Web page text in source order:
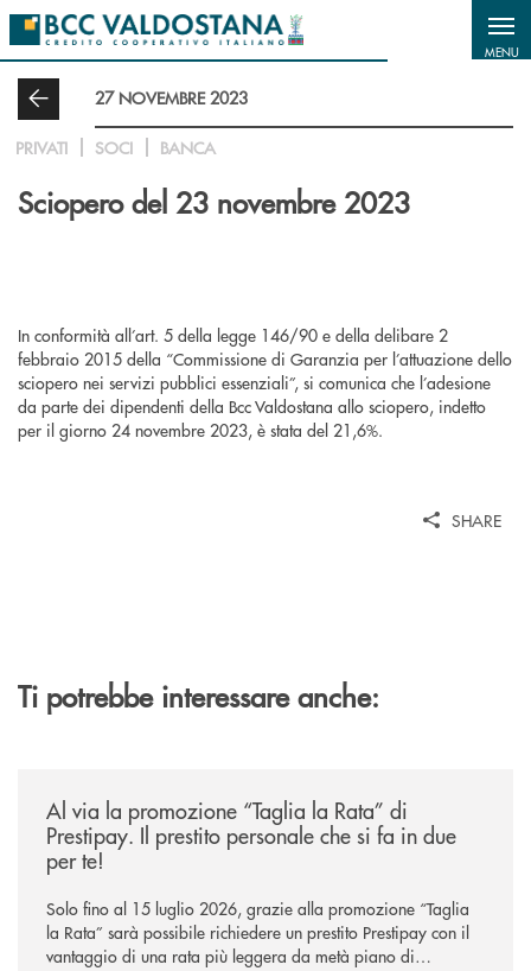
Salta al contenuto principale
MENU
27 NOVEMBRE 2023
PRIVATI SOCI BANCA
Sciopero del 23 novembre 2023
In conformità all’art. 5 della legge 146/90 e della delibare 2
febbraio 2015 della “Commissione di Garanzia per l’attuazione dello
sciopero nei servizi pubblici essenziali”, si comunica che l’adesione
da parte dei dipendenti della Bcc Valdostana allo sciopero, indetto
per il giorno 24 novembre 2023, è stata del 21,6%.
SHARE
Ti potrebbe interessare anche:
Al via la promozione “Taglia la Rata” di
Prestipay. Il prestito personale che si fa in due
per te!
Solo fino al 15 luglio 2026, grazie alla promozione “Taglia
la Rata” sarà possibile richiedere un prestito Prestipay con il
vantaggio di una rata più leggera da metà piano di